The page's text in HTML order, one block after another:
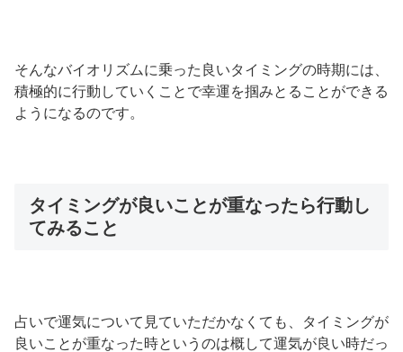
そんなバイオリズムに乗った良いタイミングの時期には、
積極的に行動していくことで幸運を掴みとることができる
ようになるのです。
タイミングが良いことが重なったら行動し
てみること
占いで運気について見ていただかなくても、タイミングが
良いことが重なった時というのは概して運気が良い時だっ